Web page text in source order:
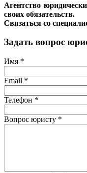
Агентство
своих обязательств.
Связаться со
Задать вопрос
Имя *
Email *
Телефон *
Вопрос юристу *